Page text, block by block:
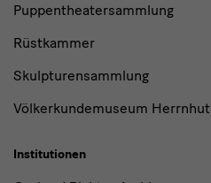
Puppentheatersammlung
Rüstkammer
Skulpturensammlung
Völkerkundemuseum Herrnhut
Institutionen